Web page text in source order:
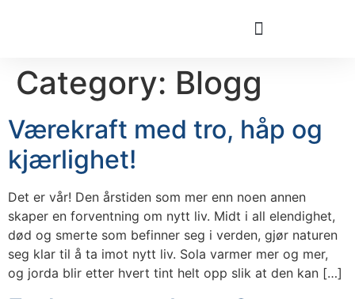
Category: Blogg
Værekraft med tro, håp og
kjærlighet!
Det er vår! Den årstiden som mer enn noen annen
skaper en forventning om nytt liv. Midt i all elendighet,
død og smerte som befinner seg i verden, gjør naturen
seg klar til å ta imot nytt liv. Sola varmer mer og mer,
og jorda blir etter hvert tint helt opp slik at den kan […]